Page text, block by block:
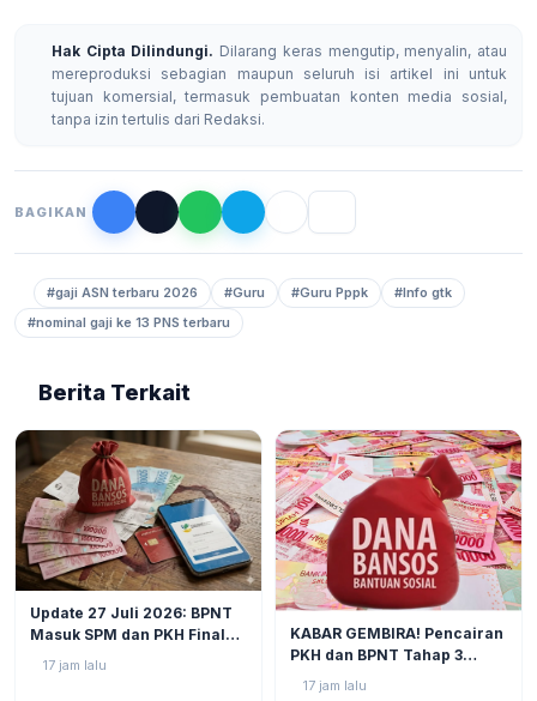
Hak Cipta Dilindungi. Dilarang keras mengutip, menyalin, atau
mereproduksi sebagian maupun seluruh isi artikel ini untuk
tujuan komersial, termasuk pembuatan konten media sosial,
tanpa izin tertulis dari Redaksi.
BAGIKAN
#gaji ASN terbaru 2026 #Guru #Guru Pppk
#Info gtk
#nominal gaji ke 13 PNS terbaru
Berita Terkait
Update 27 Juli 2026: BPNT
Masuk SPM dan PKH Final
Rp600.000 Benar-benar
17 jam lalu
KABAR GEMBIRA! Pencairan
PKH dan BPNT Tahap 3
17 jam lalu